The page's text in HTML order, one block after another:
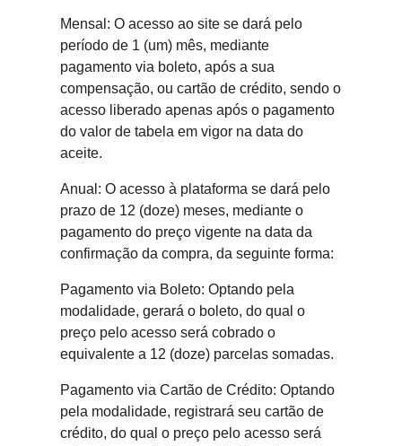
Mensal: O acesso ao site se dará pelo
período de 1 (um) mês, mediante
pagamento via boleto, após a sua
compensação, ou cartão de crédito, sendo o
acesso liberado apenas após o pagamento
do valor de tabela em vigor na data do
aceite.
Anual: O acesso à plataforma se dará pelo
prazo de 12 (doze) meses, mediante o
pagamento do preço vigente na data da
confirmação da compra, da seguinte forma:
Pagamento via Boleto: Optando pela
modalidade, gerará o boleto, do qual o
preço pelo acesso será cobrado o
equivalente a 12 (doze) parcelas somadas.
Pagamento via Cartão de Crédito: Optando
pela modalidade, registrará seu cartão de
crédito, do qual o preço pelo acesso será